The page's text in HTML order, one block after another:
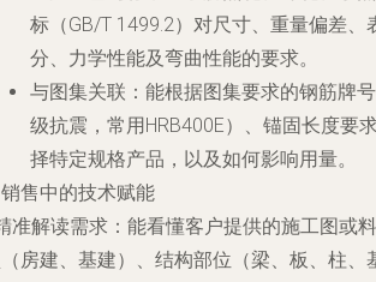
标（GB/T 1499.2）对尺寸、重量偏差、
分、力学性能及弯曲性能的要求。
与图集关联 ：能根据图集要求的钢筋牌
级抗震，常用HRB400E）、锚固长度要
择特定规格产品，以及如何影响用量。
售中的技术赋能
准解读需求 ：能看懂客户提供的施工图或
房建、基建）、结构部位（梁、板、柱、